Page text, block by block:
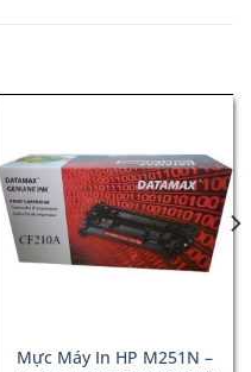
Mực Máy In HP M251N –